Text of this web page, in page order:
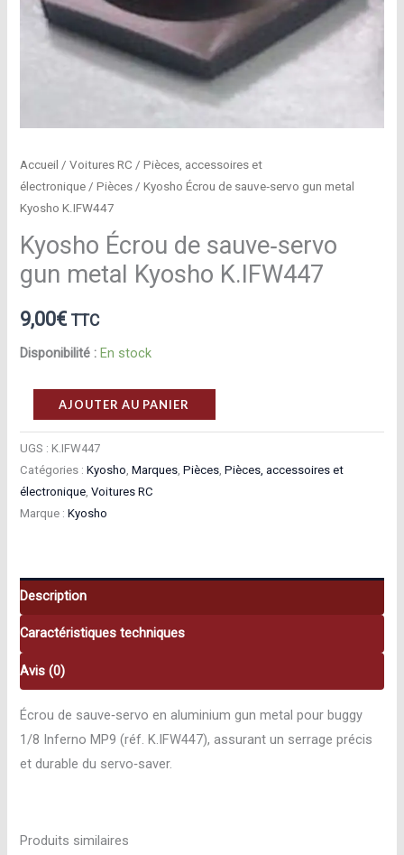
Accueil /Voitures RC /Pièces, accessoires et
électronique /Pièces / Kyosho Écrou de sauve‑servo gun metal
Kyosho K.IFW447
Kyosho Écrou de sauve‑servo
gun metal Kyosho K.IFW447
9,00€ TTC
Disponibilité : En stock
quantité
de
Kyosho
Écrou
de
sauve‑servo
Kyosho
K.IFW447
AJOUTER AU PANIER
UGS :K.IFW447
Catégories :Kyosho,Marques,Pièces,Pièces, accessoires et
électronique,Voitures RC
Marque :Kyosho
Description
Caractéristiques techniques
Avis (0)
Écrou de sauve‑servo en aluminium gun metal pour buggy
1/8 Inferno MP9 (réf. K.IFW447), assurant un serrage précis
et durable du servo‑saver.
Produits similaires